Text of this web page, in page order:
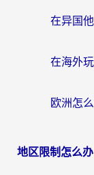
地区限制怎么办